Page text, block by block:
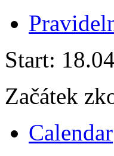
Start:
Začátek
Calendar